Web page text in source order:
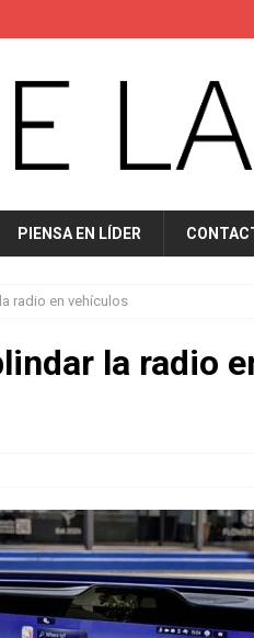
PIENSA EN LÍDER
radio en vehículos
la radio